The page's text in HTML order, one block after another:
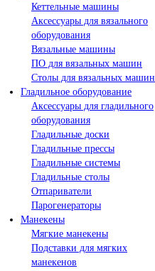
Кеттельные машины
Аксессуары для вязального
оборудования
Вязальные машины
ПО для вязальных машин
Столы для вязальных машин
Гладильное оборудование
Аксессуары для гладильного
оборудования
Гладильные доски
Гладильные прессы
Гладильные системы
Гладильные столы
Отпариватели
Парогенераторы
Манекены
Мягкие манекены
Подставки для мягких
манекенов